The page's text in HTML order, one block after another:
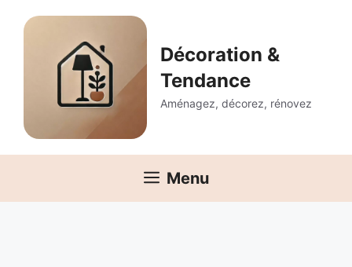
Décoration &
Tendance
Aménagez, décorez, rénovez
Menu